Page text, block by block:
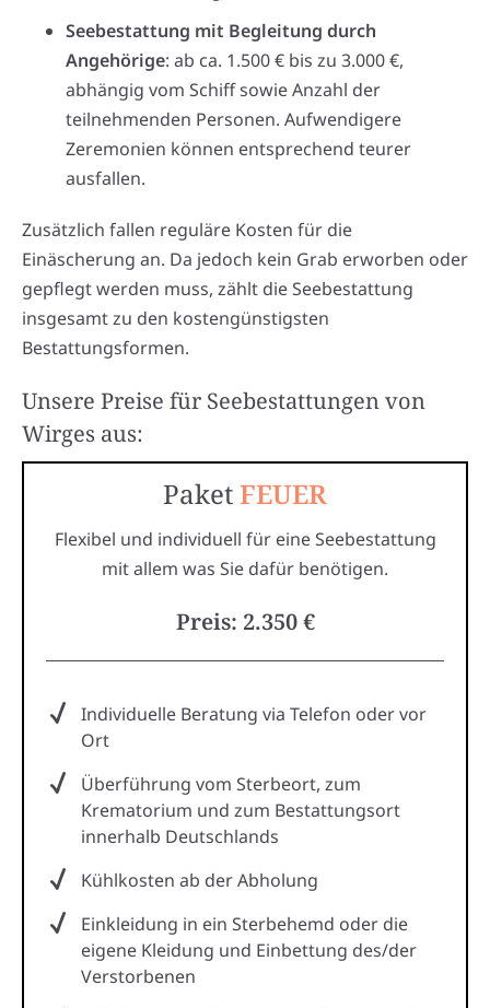
Seebestattung mit Begleitung durch
Angehörige: ab ca. 1.500 € bis zu 3.000 €,
abhängig vom Schiff sowie Anzahl der
teilnehmenden Personen. Aufwendigere
Zeremonien können entsprechend teurer
ausfallen.
Zusätzlich fallen reguläre Kosten für die
Einäscherung an. Da jedoch kein Grab erworben oder
gepflegt werden muss, zählt die Seebestattung
insgesamt zu den kostengünstigsten
Bestattungsformen.
Unsere Preise für Seebestattungen von
Wirges aus:
PaketFEUER
Flexibel und individuell für eine Seebestattung
mit allem was Sie dafür benötigen.
Preis: 2.350 €
Individuelle Beratung via Telefon oder vor
Ort
Überführung vom Sterbeort, zum
Krematorium und zum Bestattungsort
innerhalb Deutschlands
Kühlkosten ab der Abholung
Einkleidung in ein Sterbehemd oder die
eigene Kleidung und Einbettung des/der
Verstorbenen